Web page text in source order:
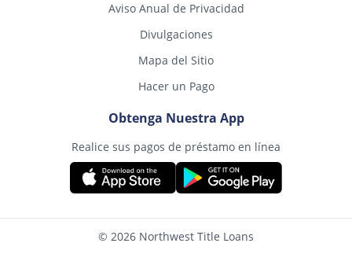
Aviso Anual de Privacidad
Divulgaciones
Mapa del Sitio
Hacer un Pago
Obtenga Nuestra App
Realice sus pagos de préstamo en línea
© 2026 Northwest Title Loans